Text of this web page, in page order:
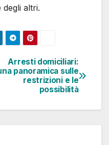
altri.
Arresti domiciliari:
panoramica sulle
restrizioni e le
possibilità